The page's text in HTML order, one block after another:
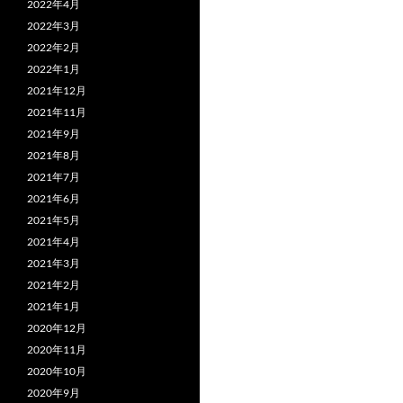
2022年4月
2022年3月
2022年2月
2022年1月
2021年12月
2021年11月
2021年9月
2021年8月
2021年7月
2021年6月
2021年5月
2021年4月
2021年3月
2021年2月
2021年1月
2020年12月
2020年11月
2020年10月
2020年9月